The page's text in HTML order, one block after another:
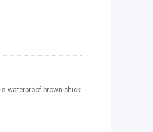
waterproof brown chick